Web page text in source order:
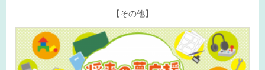
【その他】